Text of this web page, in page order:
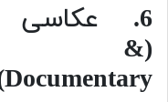
6.
&
Documentary)